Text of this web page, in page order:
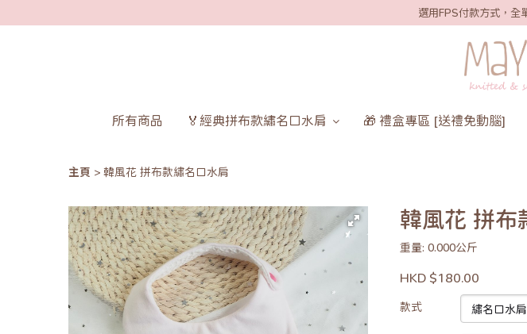
選用FPS付款方式，全
所有商品 🏅經典拼布款繡名口水肩 🎁 禮盒專區 [送禮免動腦]
主頁 韓風花 拼布款繡名口水肩
韓風花 拼布
重量: 0.000公斤
HKD $180.00
款式